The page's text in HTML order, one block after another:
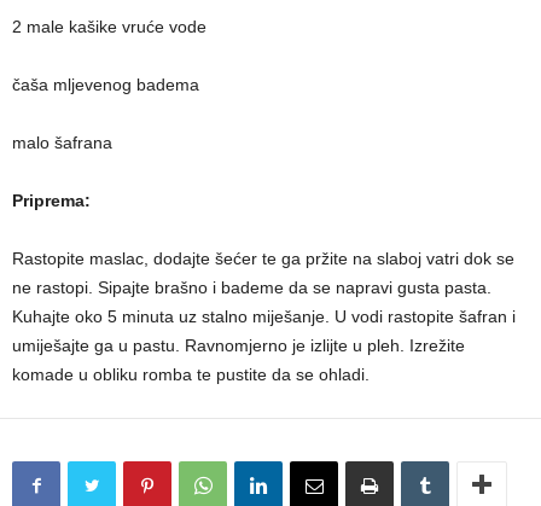
2 male kašike vruće vode
čaša mljevenog badema
malo šafrana
Priprema:
Rastopite maslac, dodajte šećer te ga pržite na slaboj vatri dok se
ne rastopi. Sipajte brašno i bademe da se napravi gusta pasta.
Kuhajte oko 5 minuta uz stalno miješanje. U vodi rastopite šafran i
umiješajte ga u pastu. Ravnomjerno je izlijte u pleh. Izrežite
komade u obliku romba te pustite da se ohladi.